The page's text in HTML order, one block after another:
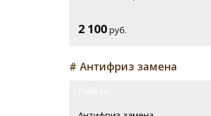
2 100 руб.
# Антифриз замена